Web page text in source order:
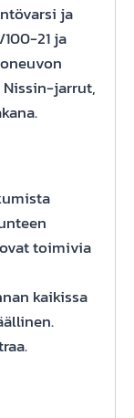
ja
100-21 ja
jarrut,
toimivia
kaikissa